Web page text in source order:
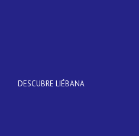
DESCUBRE LIÉBANA